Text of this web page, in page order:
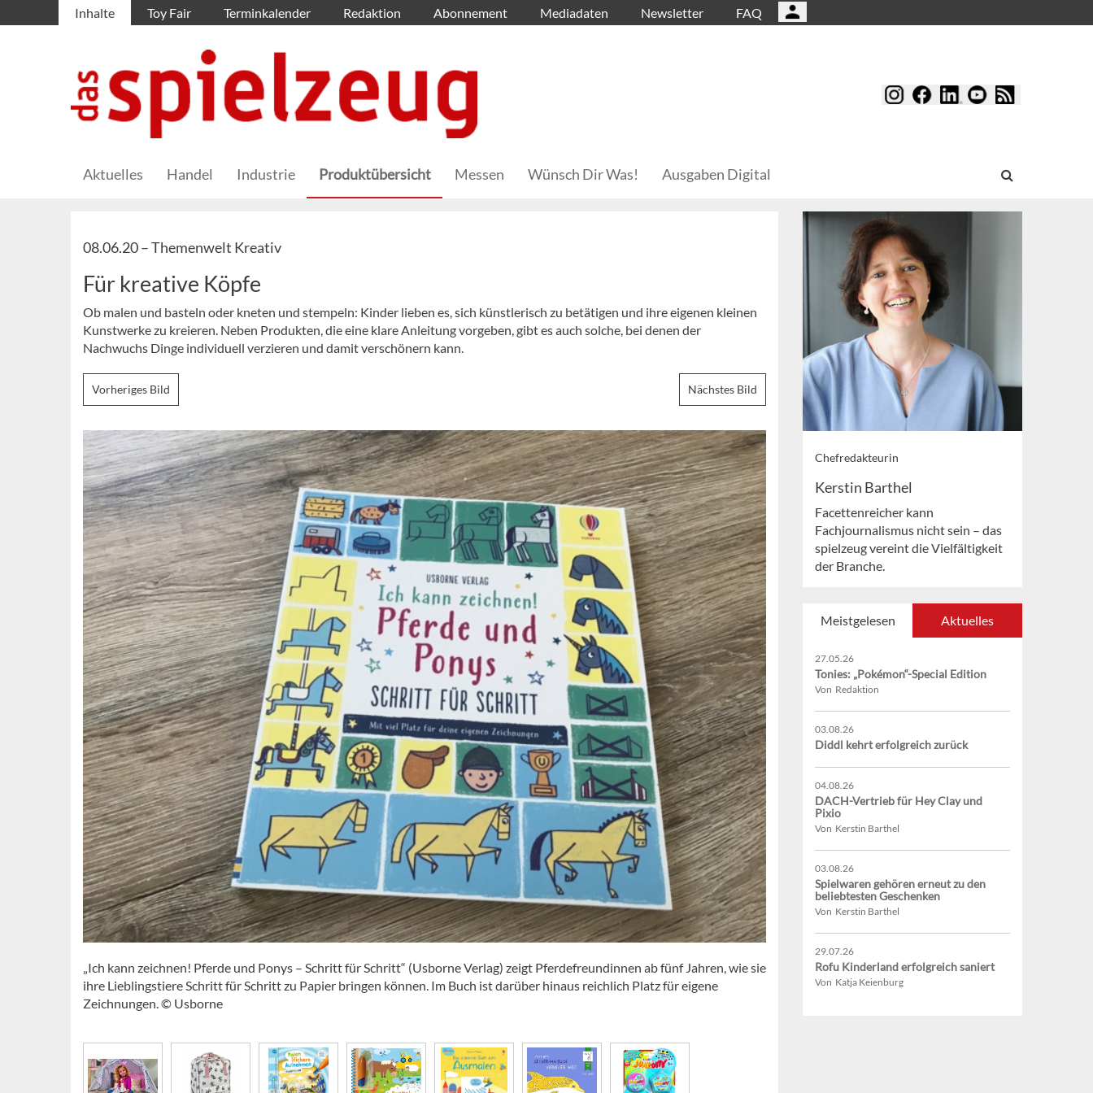
Inhalte Toy Fair Terminkalender Redaktion Abonnement Mediadaten Newsletter FAQ
Aktuelles Handel Industrie Produktübersicht Messen Wünsch Dir Was! Ausgaben Digital
08.06.20 –Themenwelt Kreativ
Für kreative Köpfe
Ob malen und basteln oder kneten und stempeln: Kinder lieben es, sich künstlerisch zu betätigen und ihre eigenen kleinen
Kunstwerke zu kreieren. Neben Produkten, die eine klare Anleitung vorgeben, gibt es auch solche, bei denen der
Nachwuchs Dinge individuell verzieren und damit verschönern kann.
Vorheriges Bild Nächstes Bild
„Ich kann zeichnen! Pferde und Ponys – Schritt für Schritt“ (Usborne Verlag) zeigt Pferdefreundinnen ab fünf Jahren, wie sie
ihre Lieblingstiere Schritt für Schritt zu Papier bringen können. Im Buch ist darüber hinaus reichlich Platz für eigene
Zeichnungen. © Usborne
Chefredakteurin
Kerstin Barthel
Facettenreicher kann
Fachjournalismus nicht sein – das
spielzeug vereint die Vielfältigkeit
der Branche.
Meistgelesen Aktuelles
27.05.26
Tonies: „Pokémon“-Special Edition
Von Redaktion
03.08.26
Diddl kehrt erfolgreich zurück
04.08.26
DACH-Vertrieb für Hey Clay und
Pixio
Von Kerstin Barthel
03.08.26
Spielwaren gehören erneut zu den
beliebtesten Geschenken
Von Kerstin Barthel
29.07.26
Rofu Kinderland erfolgreich saniert
Von Katja Keienburg